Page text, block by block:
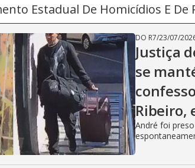
Estadual De Homicídios E De
DO R7/23/07/
Justiça
se
Ribeiro,
André foi